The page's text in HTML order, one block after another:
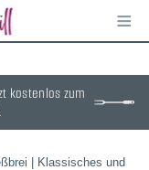
≡
kostenlos zum
| Klassisches und